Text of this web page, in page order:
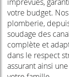
votre budget.
plomberie,
soudage des
complète et
dans le respect
assurant ainsi une